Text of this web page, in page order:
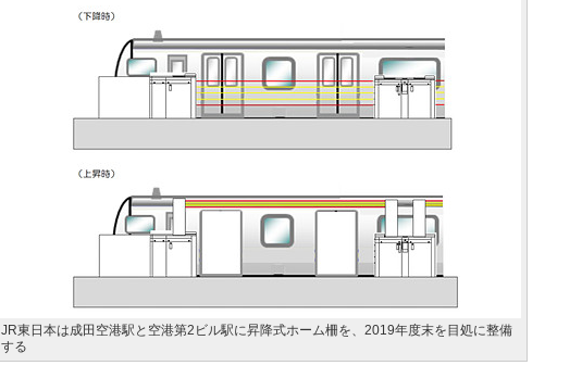
JR東日本は成田空港駅と空港第2ビル駅に昇降式ホーム柵を、2019年度末を目処に整備
する